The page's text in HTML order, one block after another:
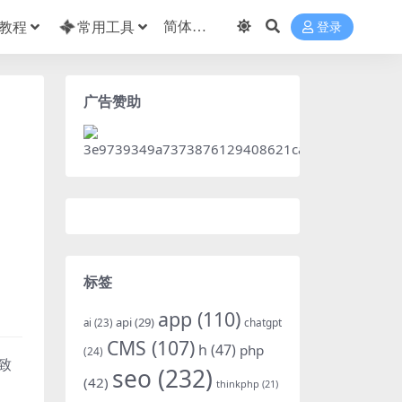
程 常用工具 登录
广告赞助
标签
ai (23) api(29) app (110) chatgpt
(24) CMS (107) h (47) php
(42) seo (232) thinkphp (21)